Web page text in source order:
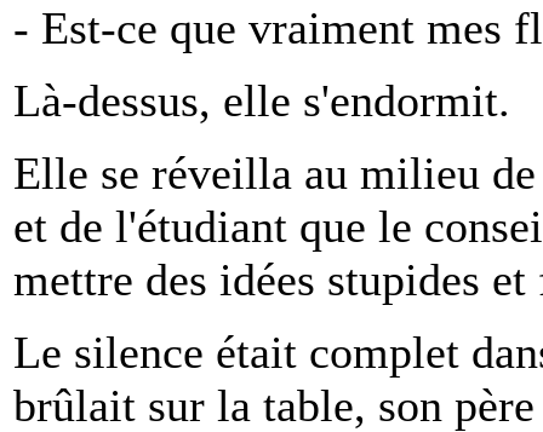
- Est-ce que vraiment mes
Là-dessus, elle s'endormit.
Elle se réveilla au milieu
et de l'étudiant que le
mettre des idées stupides
Le silence était complet
brûlait sur la table, son